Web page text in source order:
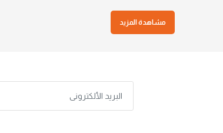
مشاهدة المزيد